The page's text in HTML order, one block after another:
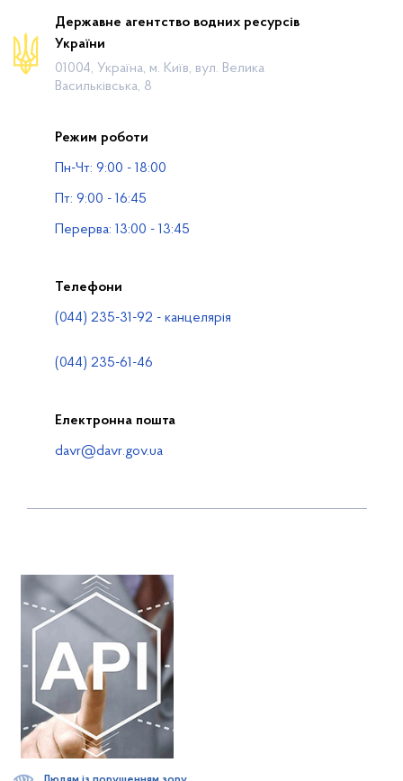
Про відомство
Діяльність
Громадянам
Публічна інформація
Водогосподарські організації
Державне агентство водних ресурсів
України
01004, Україна, м. Київ, вул. Велика
Васильківська, 8
Режим роботи
Пн-Чт: 9:00 - 18:00
Пт: 9:00 - 16:45
Перерва: 13:00 - 13:45
Телефони
(044) 235-31-92 - канцелярія
(044) 235-61-46
Електронна пошта
davr@davr.gov.ua